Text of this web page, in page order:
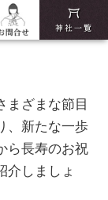
まざまな節目
、新たな一歩
ら長寿のお祝
介しましょ